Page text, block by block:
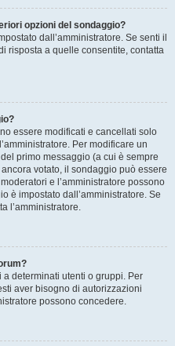
opzioni del sondaggio?
dall’amministratore. Se senti il
risposta a quelle consentite, contatta
essere modificati e cancellati solo
Per modificare un
del primo messaggio (a cui è sempre
votato, il sondaggio può essere
e l’amministratore possono
è impostato dall’amministratore. Se
l’amministratore.
determinati utenti o gruppi. Per
aver bisogno di autorizzazioni
possono concedere.